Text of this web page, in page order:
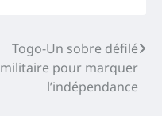
Togo-Un sobre défilé
militaire pour marquer
l’indépendance